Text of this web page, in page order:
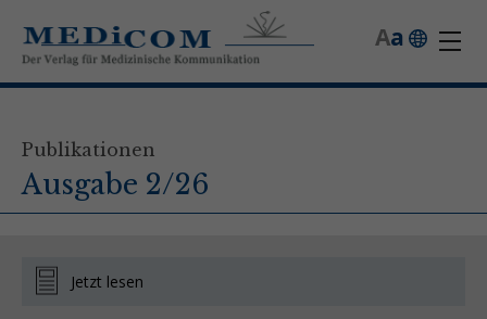
a
A
Publikationen
Ausgabe 2/26
Jetzt lesen